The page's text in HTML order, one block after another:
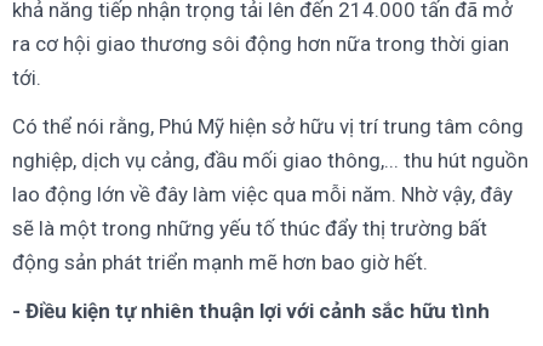
khả năng tiếp nhận trọng tải lên đến 214.000 tấn đã mở
ra cơ hội giao thương sôi động hơn nữa trong thời gian
tới.
Có thể nói rằng, Phú Mỹ hiện sở hữu vị trí trung tâm công
nghiệp, dịch vụ cảng, đầu mối giao thông,... thu hút nguồn
lao động lớn về đây làm việc qua mỗi năm. Nhờ vậy, đây
sẽ là một trong những yếu tố thúc đẩy thị trường bất
động sản phát triển mạnh mẽ hơn bao giờ hết.
- Điều kiện tự nhiên thuận lợi với cảnh sắc hữu tình